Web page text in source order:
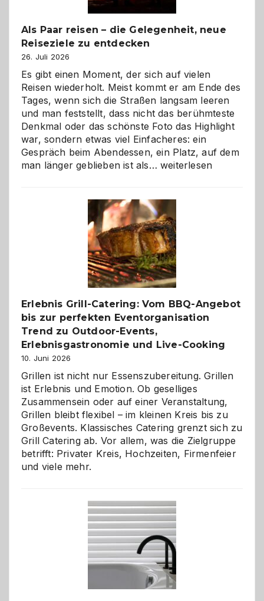
Als Paar reisen – die Gelegenheit, neue
Reiseziele zu entdecken
26. Juli 2026
Es gibt einen Moment, der sich auf vielen
Reisen wiederholt. Meist kommt er am Ende des
Tages, wenn sich die Straßen langsam leeren
und man feststellt, dass nicht das berühmteste
Denkmal oder das schönste Foto das Highlight
war, sondern etwas viel Einfacheres: ein
Gespräch beim Abendessen, ein Platz, auf dem
man länger geblieben ist als… Als
–
die
Gelegenheit,
neue
Reiseziele
zu
entdecken
weiterlesen
Erlebnis Grill-Catering: Vom BBQ-Angebot
bis zur perfekten Eventorganisation
Trend zu Outdoor-Events,
Erlebnisgastronomie und Live-Cooking
10. Juni 2026
Grillen ist nicht nur Essenszubereitung. Grillen
ist Erlebnis und Emotion. Ob geselliges
Zusammensein oder auf einer Veranstaltung,
Grillen bleibt flexibel – im kleinen Kreis bis zu
Großevents. Klassisches Catering grenzt sich zu
Grill Catering ab. Vor allem, was die Zielgruppe
betrifft: Privater Kreis, Hochzeiten, Firmenfeier
und viele mehr.